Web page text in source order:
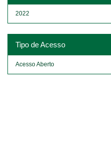
2022
Tipo de Acesso
Acesso Aberto